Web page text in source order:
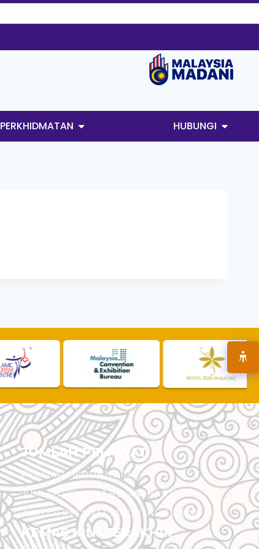
PERKHIDMATAN HUBUNGI
JUMLAH PELAWAT
PELAWAT HARI INI : 2,035
JUMLAH PELAWAT BULAN INI : 120,784
JUMLAH PELAWAT TAHUN INI : 5,523,369
KEMAS KINI TERAKHIR